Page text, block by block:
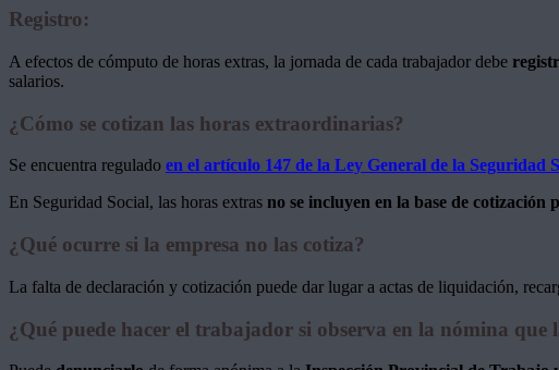
Registro:
A efectos de cómputo de horas extras, la jornada de cada trabajador debe
salarios.
¿Cómo se cotizan las horas extraordinarias?
Se encuentra regulado en el artículo 147 de la Ley General de la Seguridad
En Seguridad Social, las horas extras no se incluyen en la base de
¿Qué ocurre si la empresa no las cotiza?
La falta de declaración y cotización puede dar lugar a actas de liquidación,
¿Qué puede hacer el trabajador si observa en la nómina